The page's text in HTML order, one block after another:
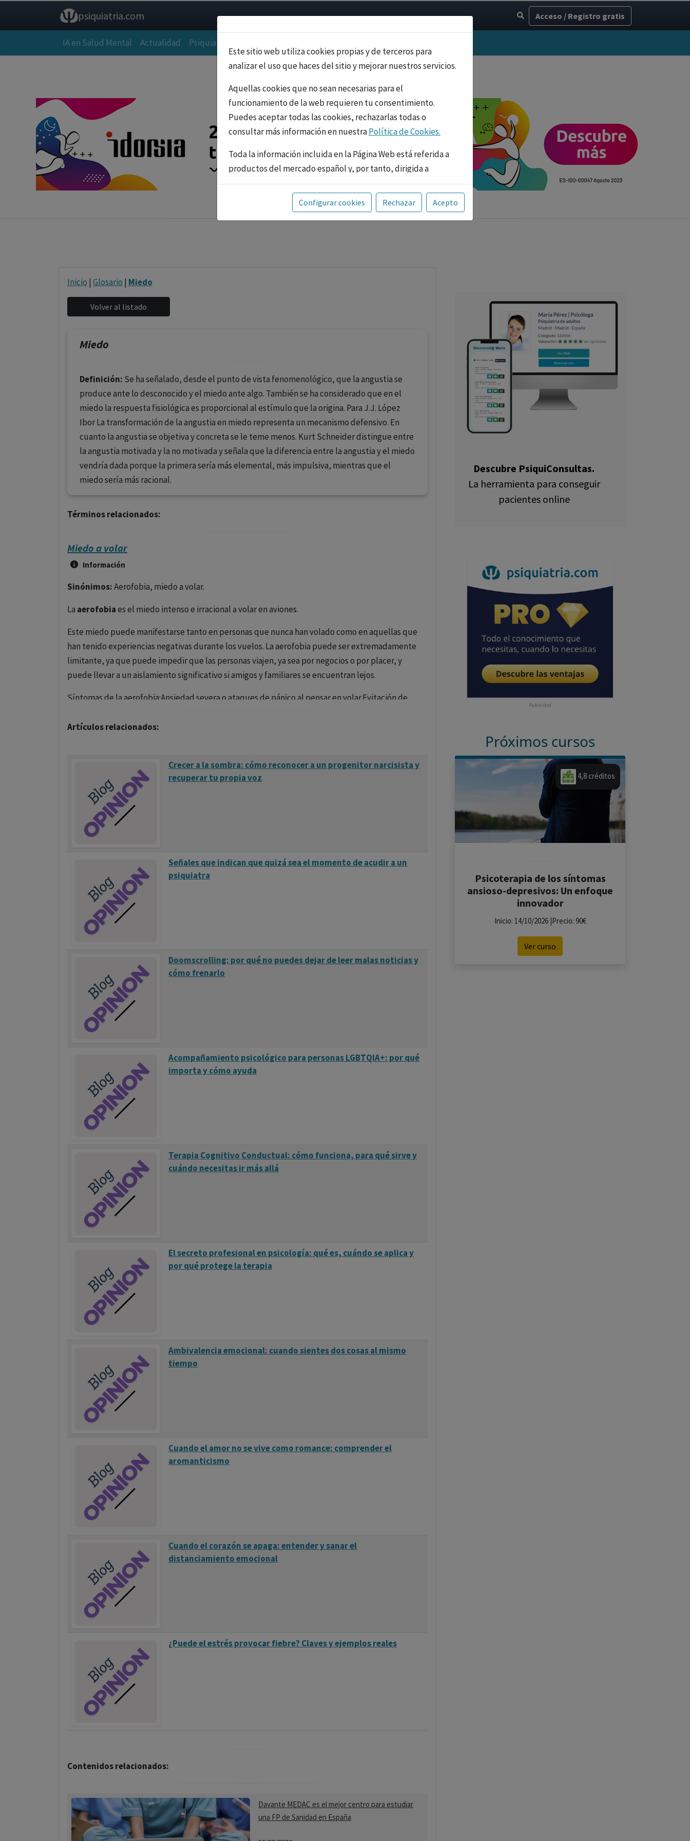
psiquiatria.com Acceso / Registro gratis
IA en Salud Mental Actualidad Psiquiatría
Este sitio web utiliza cookies propias y de terceros para
analizar el uso que haces del sitio y mejorar nuestros servicios.
Aquellas cookies que no sean necesarias para el
funcionamiento de la web requieren tu consentimiento.
Puedes aceptar todas las cookies, rechazarlas todas o
consultar más información en nuestraPolítica de Cookies.
Toda la información incluida en la Página Web está referida a
productos del mercado español y, por tanto, dirigida a
profesionales sanitarios legalmente facultados para
prescribir o dispensar medicamentos con ejercicio
profesional. La información técnica de los fármacos se facilita
Configurar cookies Rechazar Acepto
Inicio | Glosario | Miedo
Miedo
Definición: Se ha señalado, desde el punto de vista fenomenológico, que la angustia se
produce ante lo desconocido y el miedo ante algo. También se ha considerado que en el
miedo la respuesta fisiológica es proporcional al estímulo que la origina. Para J.J. López
Ibor La transformación de la angustia en miedo representa un mecanismo defensivo. En
cuanto la angustia se objetiva y concreta se le teme menos. Kurt Schneider distingue entre
la angustia motivada y la no motivada y señala que la diferencia entre la angustia y el miedo
vendría dada porque la primera sería más elemental, más impulsiva, mientras que el
miedo sería más racional.
Términos relacionados:
Miedo a volar
Información
Sinónimos:Aerofobia, miedo a volar.
La aerofobiaes el miedo intenso e irracional a volar en aviones.
Este miedo puede manifestarse tanto en personas que nunca han volado como en aquellas que
han tenido experiencias negativas durante los vuelos. La aerofobia puede ser extremadamente
limitante, ya que puede impedir que las personas viajen, ya sea por negocios o por placer, y
puede llevar a un aislamiento significativo si amigos y familiares se encuentran lejos.
Síntomas de la aerofobia:Ansiedad severa o ataques de pánico al pensar en volar.Evitación de
Tratamiento de la aerofobia:
Terapia cognitivo-conductual (TCC)
de pensamiento sobre el vuelo y a gestionar su ansiedad a través de técnicas de afrontamiento.
Terapia de exposición
participar en simulaciones de vuelo controladas.
Medicación: En algunos casos, se pueden prescribir medicamentos para ayudar a controlar la
ansiedad durante los vuelos.
Cursos para superar el miedo a volar
diseñados para ayudar a las personas a superar su miedo a volar. Estos cursos a menudo incluyen
manejar la ansiedad.
La superación de la aerofobia suele requerir un enfoque multifacético, adaptado a las
necesidades individuales de cada persona, con el objetivo de hacer que el vuelo sea una
experiencia más manejable y menos temida.
Artículos relacionados:
Crecer a la sombra: cómo reconocer a un progenitor narcisista y
recuperar tu propia voz
Señales que indican que quizá sea el momento de acudir a un
psiquiatra
Doomscrolling: por qué no puedes dejar de leer malas noticias y
cómo frenarlo
Acompañamiento psicológico para personas LGBTQIA+: por qué
importa y cómo ayuda
Terapia Cognitivo Conductual: cómo funciona, para qué sirve y
cuándo necesitas ir más allá
El secreto profesional en psicología: qué es, cuándo se aplica y
por qué protege la terapia
Ambivalencia emocional: cuando sientes dos cosas al mismo
tiempo
Cuando el amor no se vive como romance: comprender el
aromanticismo
Cuando el corazón se apaga: entender y sanar el
distanciamiento emocional
¿Puede el estrés provocar fiebre? Claves y ejemplos reales
Contenidos relacionados:
Davante MEDAC es el mejor centro para estudiar
una FP de Sanidad en España
Descubre PsiquiConsultas.
La herramienta para conseguir
pacientes online
Publicidad
Próximos cursos
4,8 créditos
Psicoterapia de los síntomas
ansioso-depresivos: Un enfoque
innovador
Inicio: 14/10/2026 |Precio: 90€
Ver curso